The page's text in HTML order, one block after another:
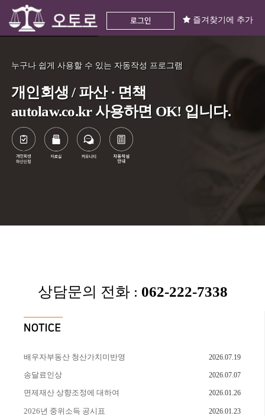
즐겨찾기에 추가
누구나 쉽게 사용할 수 있는 자동작성 프로그램
개인회생 / 파산 · 면책
autolaw.co.kr 사용하면 OK! 입니다.
상담문의 전화 : 062-222-7338
배우자부동산 청산가치미반영 2026.07.19
송달료인상 2026.07.07
면제재산 상향조정에 대하여 2026.01.26
2026년 중위소득 공시표 2026.01.23